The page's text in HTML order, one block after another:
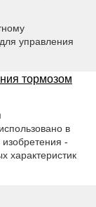
управления
тормозом
в
-
характеристик